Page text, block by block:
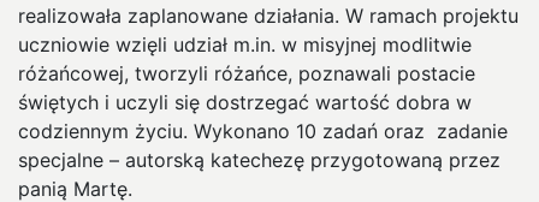
realizowała zaplanowane działania. W ramach projektu
uczniowie wzięli udział m.in. w misyjnej modlitwie
różańcowej, tworzyli różańce, poznawali postacie
świętych i uczyli się dostrzegać wartość dobra w
codziennym życiu. Wykonano 10 zadań oraz zadanie
specjalne – autorską katechezę przygotowaną przez
panią Martę.